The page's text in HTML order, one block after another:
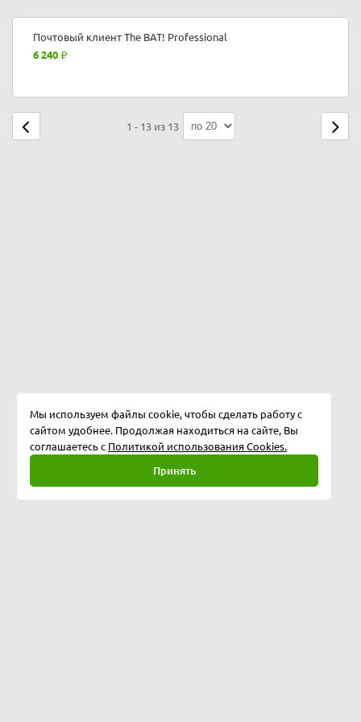
Почтовый клиент The BAT! Professional
6 240
1 - 13 из 13
Мы используем файлы cookie, чтобы сделать работу с
сайтом удобнее. Продолжая находиться на сайте, Вы
соглашаетесь с Политикой использования Cookies.
Принять